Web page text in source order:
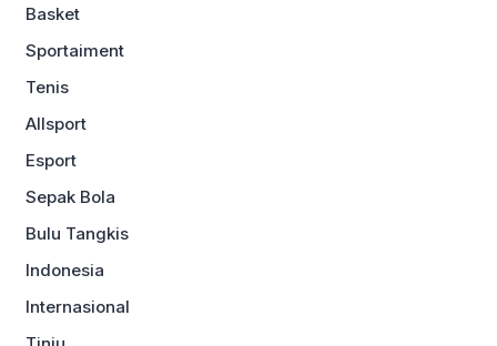
Basket
Sportaiment
Tenis
Allsport
Esport
Sepak Bola
Bulu Tangkis
Indonesia
Internasional